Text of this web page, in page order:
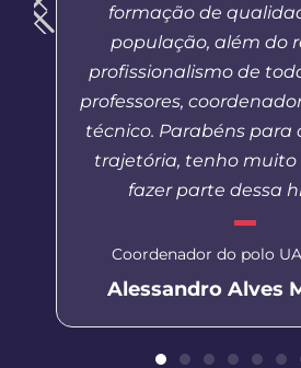
formação de
população, além do
profissionalismo de
professores,
técnico. Parabéns para
trajetória, tenho muito
fazer parte dessa
Coordenador do polo
Alessandro Alves